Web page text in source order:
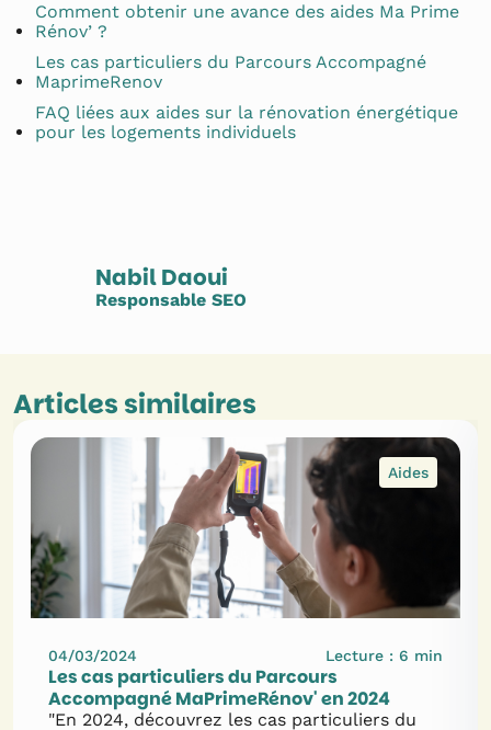
Comment obtenir une avance des aides Ma Prime
Rénov’ ?
Les cas particuliers du Parcours Accompagné
MaprimeRenov
FAQ liées aux aides sur la rénovation énergétique
pour les logements individuels
Nabil Daoui
Responsable SEO
Articles similaires
Aides
04/03/2024 Lecture : 6 min
Les cas particuliers du Parcours
Accompagné MaPrimeRénov' en 2024
"En 2024, découvrez les cas particuliers du